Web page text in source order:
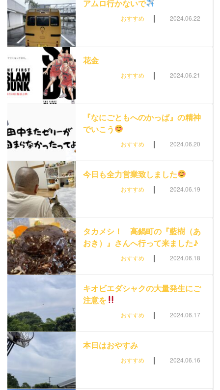
アムロ行かないで
おすすめ | 2024.06.22
花金
おすすめ | 2024.06.21
『なにごともへのかっぱ』の精神
でいこう
おすすめ | 2024.06.20
今日も全力営業致しました
おすすめ | 2024.06.19
タカメシ！ 高鍋町の『藍樹（あ
おき）』さんへ行って来ました♪
おすすめ | 2024.06.18
キオビエダシャクの大量発生にご
注意を
おすすめ | 2024.06.17
本日はおやすみ
おすすめ | 2024.06.16